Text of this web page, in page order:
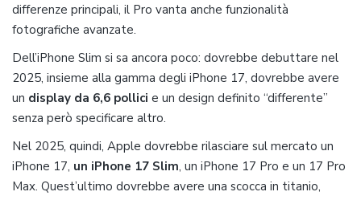
differenze principali, il Pro vanta anche funzionalità
fotografiche avanzate.
Dell’iPhone Slim si sa ancora poco: dovrebbe debuttare nel
2025, insieme alla gamma degli iPhone 17, dovrebbe avere
un display da 6,6 pollici e un design definito “differente”
senza però specificare altro.
Nel 2025, quindi, Apple dovrebbe rilasciare sul mercato un
iPhone 17, un iPhone 17 Slim, un iPhone 17 Pro e un 17 Pro
Max. Quest’ultimo dovrebbe avere una scocca in titanio,